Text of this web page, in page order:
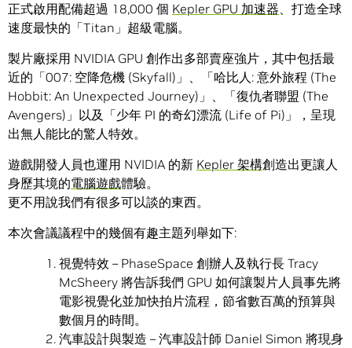
正式啟用配備超過 18,000 個 Kepler GPU 加速器、打造全球
速度最快的「Titan」超級電腦。
製片廠採用 NVIDIA GPU 創作出多部賣座強片，其中包括最
近的「007: 空降危機 (Skyfall)」、「哈比人: 意外旅程 (The
Hobbit: An Unexpected Journey)」、「復仇者聯盟 (The
Avengers)」以及「少年 PI 的奇幻漂流 (Life of Pi)」，呈現
出無人能比的驚人特效。
遊戲開發人員也運用 NVIDIA 的新 Kepler 架構創造出更讓人
身歷其境的電腦遊戲體驗。
更不用說我們有很多可以談的東西。
本次會議議程中的幾個有趣主題列舉如下:
視覺特效 – PhaseSpace 創辦人及執行長 Tracy
McSheery 將告訴我們 GPU 如何讓製片人員事先將
電影視覺化並加快拍片流程，節省數百萬的預算與
數個月的時間。
汽車設計與製造 – 汽車設計師 Daniel Simon 將現身